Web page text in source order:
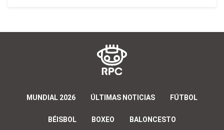
MUNDIAL 2026 ÚLTIMAS NOTICIAS FÚTBOL
BÉISBOL BOXEO BALONCESTO